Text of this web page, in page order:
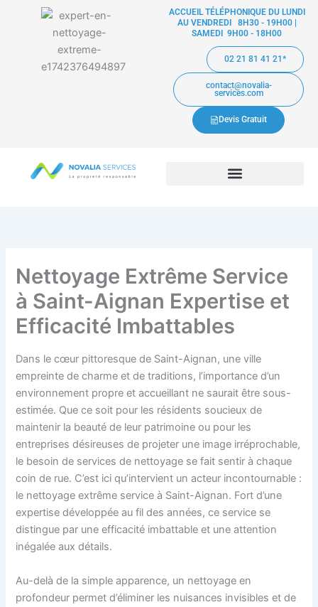
ACCUEIL TÉLÉPHONIQUE DU LUNDI
AU VENDREDI 8H30 - 19H00 |
SAMEDI 9H00 - 18H00
02 21 81 41 21*
contact@novalia-
services.com
Devis Gratuit
Nettoyage Extrême Service
à Saint-Aignan Expertise et
Efficacité Imbattables
Dans le cœur pittoresque de Saint-Aignan, une ville
empreinte de charme et de traditions, l’importance d’un
environnement propre et accueillant ne saurait être sous-
estimée. Que ce soit pour les résidents soucieux de
maintenir la beauté de leur patrimoine ou pour les
entreprises désireuses de projeter une image irréprochable,
le besoin de services de nettoyage se fait sentir à chaque
coin de rue. C’est ici qu’intervient un acteur incontournable :
le nettoyage extrême service à Saint-Aignan. Fort d’une
expertise développée au fil des années, ce service se
distingue par une efficacité imbattable et une attention
inégalée aux détails.
Au-delà de la simple apparence, un nettoyage en
profondeur permet d’éliminer les nuisances invisibles et de